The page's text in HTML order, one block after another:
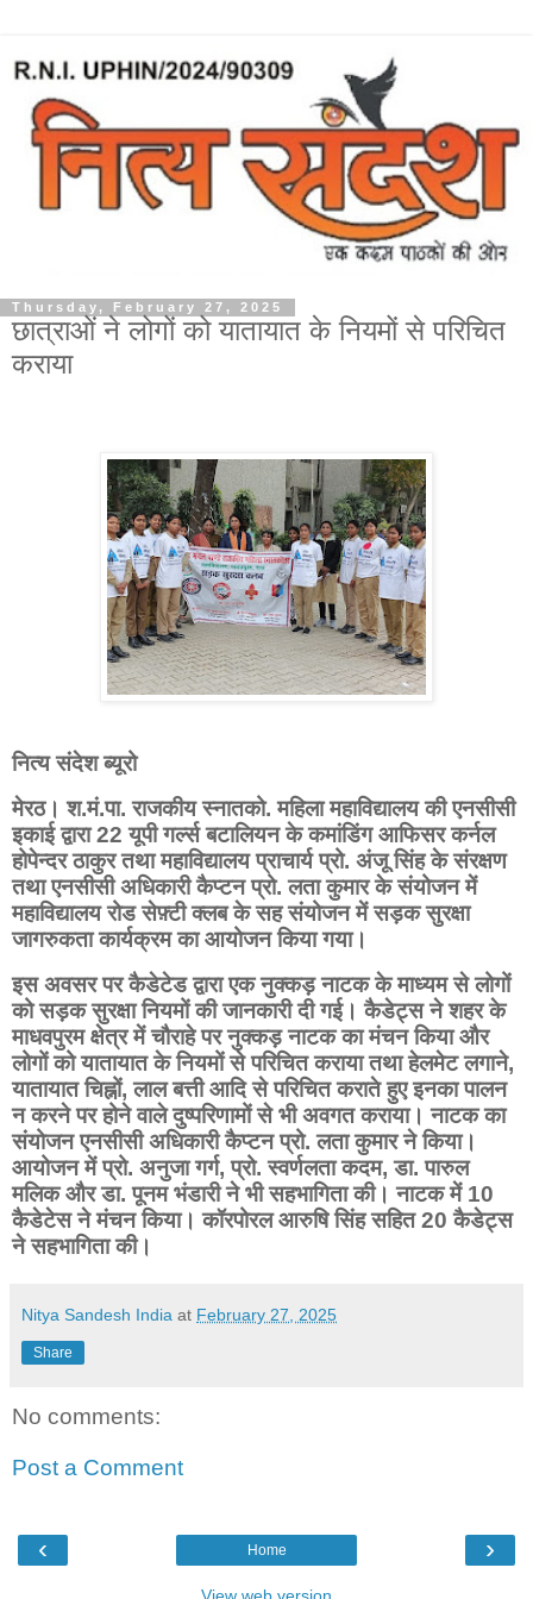
Thursday, February 27, 2025
छात्राओं ने लोगों को यातायात के नियमों से परिचित
कराया
नित्य संदेश ब्यूरो
मेरठ। श.मं.पा. राजकीय स्नातको. महिला महाविद्यालय की एनसीसी
इकाई द्वारा 22 यूपी गर्ल्स बटालियन के कमांडिंग आफिसर कर्नल
होपेन्दर ठाकुर तथा महाविद्यालय प्राचार्य प्रो. अंजू सिंह के संरक्षण
तथा एनसीसी अधिकारी कैप्टन प्रो. लता कुमार के संयोजन में
महाविद्यालय रोड सेफ़्टी क्लब के सह संयोजन में सड़क सुरक्षा
जागरुकता कार्यक्रम का आयोजन किया गया।
इस अवसर पर कैडेटेड द्वारा एक नुक्कड़ नाटक के माध्यम से लोगों
को सड़क सुरक्षा नियमों की जानकारी दी गई। कैडेट्स ने शहर के
माधवपुरम क्षेत्र में चौराहे पर नुक्कड़ नाटक का मंचन किया और
लोगों को यातायात के नियमों से परिचित कराया तथा हेलमेट लगाने,
यातायात चिह्नों, लाल बत्ती आदि से परिचित कराते हुए इनका पालन
न करने पर होने वाले दुष्परिणामों से भी अवगत कराया। नाटक का
संयोजन एनसीसी अधिकारी कैप्टन प्रो. लता कुमार ने किया।
आयोजन में प्रो. अनुजा गर्ग, प्रो. स्वर्णलता कदम, डा. पारुल
मलिक और डा. पूनम भंडारी ने भी सहभागिता की। नाटक में 10
कैडेटेस ने मंचन किया। कॉरपोरल आरुषि सिंह सहित 20 कैडेट्स
ने सहभागिता की।
Nitya Sandesh India at February 27, 2025
Share
No comments:
Post a Comment
‹ ›
Home
View web version